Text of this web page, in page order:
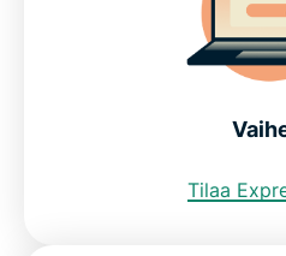
Usein kysytyt kysymykset
Tilaa